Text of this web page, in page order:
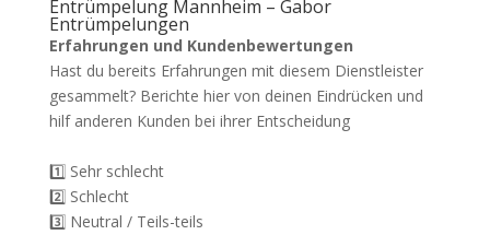
Entrümpelung Mannheim – Gabor
Entrümpelungen
Erfahrungen und Kundenbewertungen
Hast du bereits Erfahrungen mit diesem Dienstleister
gesammelt? Berichte hier von deinen Eindrücken und
hilf anderen Kunden bei ihrer Entscheidung
1️⃣ Sehr schlecht
2️⃣ Schlecht
3️⃣ Neutral / Teils-teils